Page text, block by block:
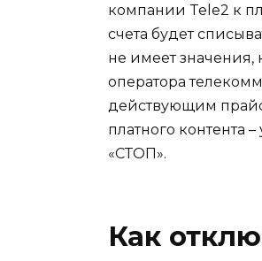
компании Tele2 к
счета будет
не имеет значения,
оператора
действующим
платного контента
«СТОП».
Как